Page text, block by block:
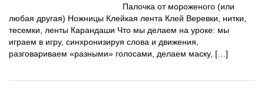
Палочка от мороженого (или
любая другая) Ножницы Клейкая лента Клей Веревки, нитки,
тесемки, ленты Карандаши Что мы делаем на уроке: мы
играем в игру, синхронизируя слова и движения,
разговариваем «разными» голосами, делаем маску, […]